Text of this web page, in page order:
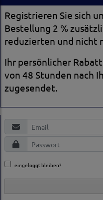
Registrieren Sie sich
Bestellung 2 %
reduzierten und nicht
Ihr persönlicher
von 48 Stunden nach
zugesendet.
eingeloggt bleiben?